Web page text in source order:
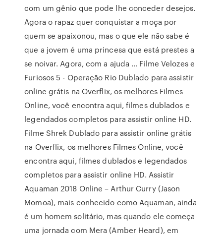
com um gênio que pode lhe conceder desejos.
Agora o rapaz quer conquistar a moça por
quem se apaixonou, mas o que ele não sabe é
que a jovem é uma princesa que está prestes a
se noivar. Agora, com a ajuda … Filme Velozes e
Furiosos 5 - Operação Rio Dublado para assistir
online grátis na Overflix, os melhores Filmes
Online, você encontra aqui, filmes dublados e
legendados completos para assistir online HD.
Filme Shrek Dublado para assistir online grátis
na Overflix, os melhores Filmes Online, você
encontra aqui, filmes dublados e legendados
completos para assistir online HD. Assistir
Aquaman 2018 Online – Arthur Curry (Jason
Momoa), mais conhecido como Aquaman, ainda
é um homem solitário, mas quando ele começa
uma jornada com Mera (Amber Heard), em